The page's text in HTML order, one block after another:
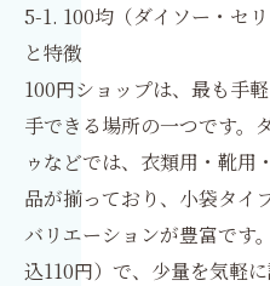
5-1. 100均（ダイソー・セ
と特徴
100円ショップは、最も手
手できる場所の一つです。
ゥなどでは、衣類用・靴用
品が揃っており、小袋タイ
バリエーションが豊富です
込110円）で、少量を気軽